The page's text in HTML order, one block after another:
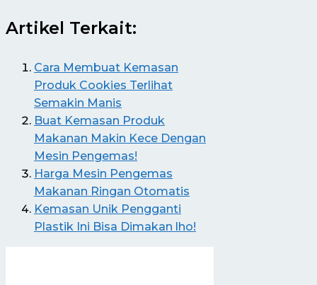
Artikel Terkait:
Cara Membuat Kemasan
Produk Cookies Terlihat
Semakin Manis
Buat Kemasan Produk
Makanan Makin Kece Dengan
Mesin Pengemas!
Harga Mesin Pengemas
Makanan Ringan Otomatis
Kemasan Unik Pengganti
Plastik Ini Bisa Dimakan lho!